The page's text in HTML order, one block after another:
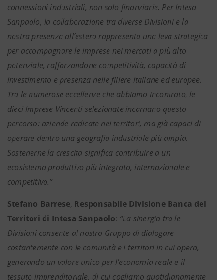
connessioni industriali, non solo finanziarie. Per Intesa
Sanpaolo, la collaborazione tra diverse Divisioni e la
nostra presenza all’estero rappresenta una leva strategica
per accompagnare le imprese nei mercati a più alto
potenziale, rafforzandone competitività, capacità di
investimento e presenza nelle filiere italiane ed europee.
Tra le numerose eccellenze che abbiamo incontrato, le
dieci Imprese Vincenti selezionate incarnano questo
percorso: aziende radicate nei territori, ma già capaci di
operare dentro una geografia industriale più ampia.
Sostenerne la crescita significa contribuire a un
ecosistema produttivo più integrato, internazionale e
competitivo.”
Stefano Barrese, Responsabile Divisione Banca dei
Territori di Intesa Sanpaolo: “La sinergia tra le
Divisioni consente al nostro Gruppo di dialogare
costantemente con le comunità e i territori in cui opera,
generando un valore unico per l’economia reale e il
tessuto imprenditoriale, di cui cogliamo quotidianamente